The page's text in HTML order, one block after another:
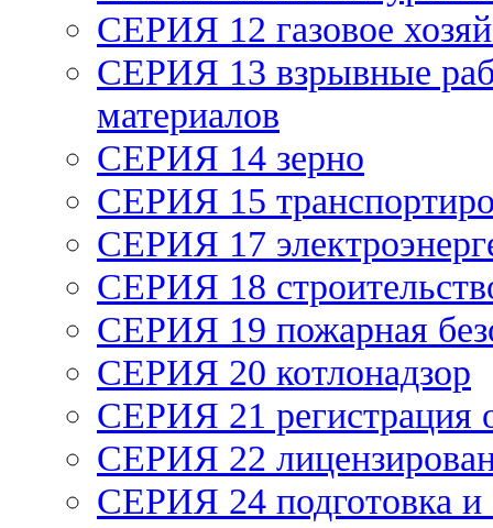
СЕРИЯ 12 газовое
СЕРИЯ 13 взрывные
материалов
СЕРИЯ 14 зерно
СЕРИЯ 15
СЕРИЯ 17
СЕРИЯ 18
СЕРИЯ 19 пожарная
СЕРИЯ 20 котлонадзор
СЕРИЯ 21
СЕРИЯ 22
СЕРИЯ 24 подготовка и